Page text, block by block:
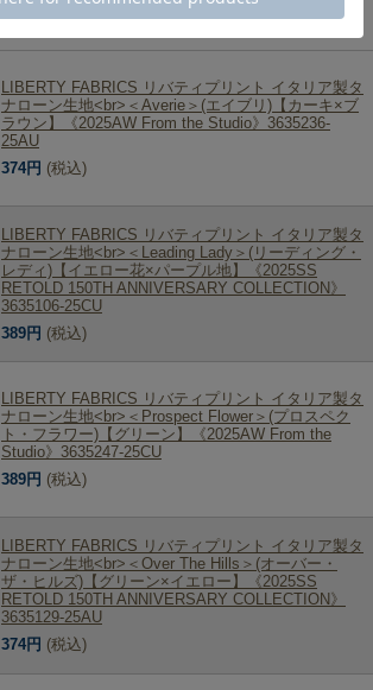
LIBERTY FABRICS リバティプリント イタリア製タ
ナローン生地<br>＜Averie＞(エイブリ)【カーキ×ブ
ラウン】《2025AW From the Studio》3635236-
25AU
374円 (税込)
LIBERTY FABRICS リバティプリント イタリア製タ
ナローン生地<br>＜Leading Lady＞(リーディング・
レディ)【イエロー花×パープル地】《2025SS
RETOLD 150TH ANNIVERSARY COLLECTION》
3635106-25CU
389円 (税込)
LIBERTY FABRICS リバティプリント イタリア製タ
ナローン生地<br>＜Prospect Flower＞(プロスペク
ト・フラワー)【グリーン】《2025AW From the
Studio》3635247-25CU
389円 (税込)
LIBERTY FABRICS リバティプリント イタリア製タ
ナローン生地<br>＜Over The Hills＞(オーバー・
ザ・ヒルズ)【グリーン×イエロー】《2025SS
RETOLD 150TH ANNIVERSARY COLLECTION》
3635129-25AU
374円 (税込)